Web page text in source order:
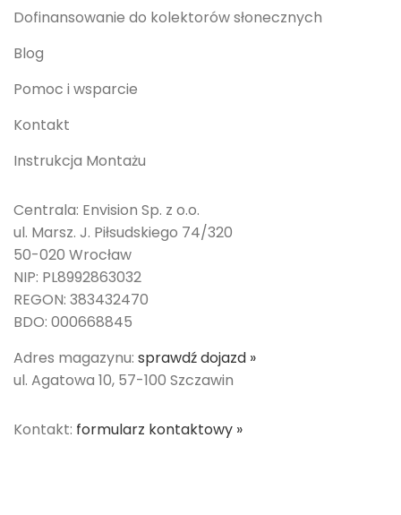
Dofinansowanie do kolektorów słonecznych
Blog
Pomoc i wsparcie
Kontakt
Instrukcja Montażu
Centrala: Envision Sp. z o.o.
ul. Marsz. J. Piłsudskiego 74/320
50-020 Wrocław
NIP: PL8992863032
REGON: 383432470
BDO: 000668845
Adres magazynu: sprawdź dojazd »
ul. Agatowa 10, 57-100 Szczawin
Kontakt: formularz kontaktowy »